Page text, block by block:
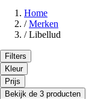
Home
/ Merken
/ Libellud
Filters
Kleur
Prijs
Bekijk de 3 producten